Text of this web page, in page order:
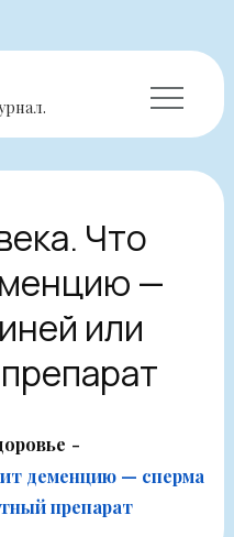
Что
—
или
деменцию — сперма
препарат